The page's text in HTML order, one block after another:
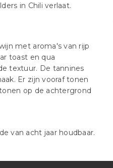
in Chili verlaat.
met aroma's van rijp
toast en qua
textuur. De tannines
Er zijn vooraf tonen
op de achtergrond
van acht jaar houdbaar.